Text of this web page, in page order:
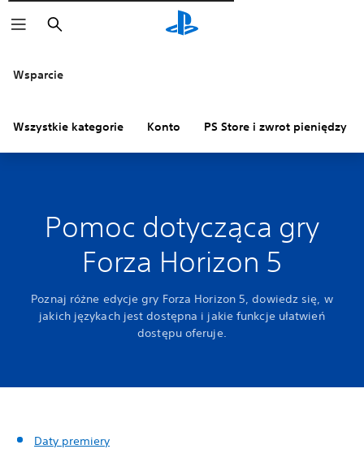
Wyszukaj
Wsparcie
Wszystkie kategorie Konto PS Store i zwrot pieniędzy
Pomoc dotycząca gry
Forza Horizon 5
Poznaj różne edycje gry Forza Horizon 5, dowiedz się, w
jakich językach jest dostępna i jakie funkcje ułatwień
dostępu oferuje.
Daty premiery